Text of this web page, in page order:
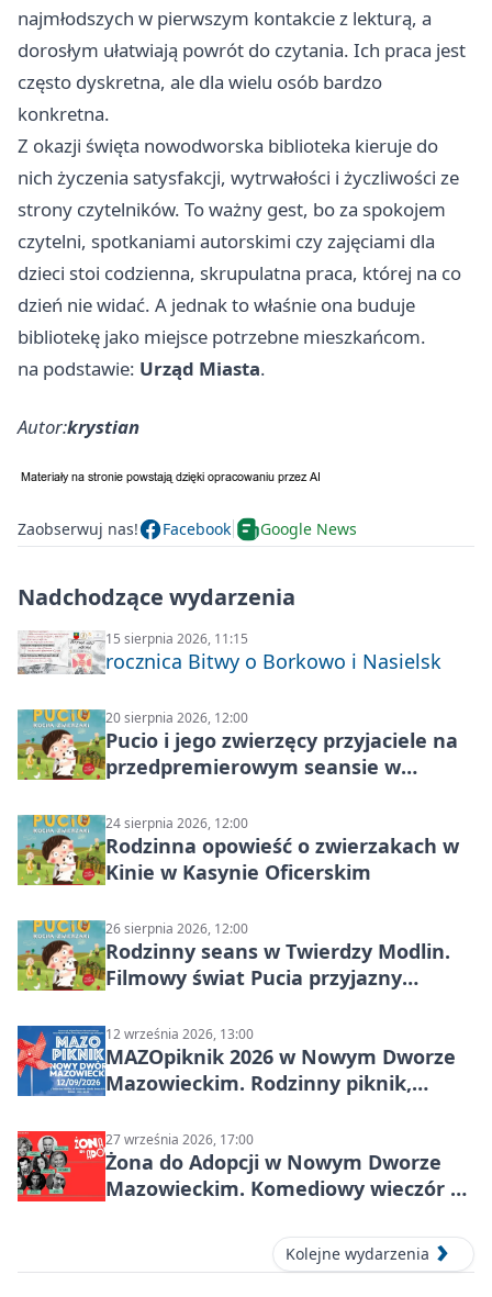
najmłodszych w pierwszym kontakcie z lekturą, a
dorosłym ułatwiają powrót do czytania. Ich praca jest
często dyskretna, ale dla wielu osób bardzo
konkretna.
Z okazji święta nowodworska biblioteka kieruje do
nich życzenia satysfakcji, wytrwałości i życzliwości ze
strony czytelników. To ważny gest, bo za spokojem
czytelni, spotkaniami autorskimi czy zajęciami dla
dzieci stoi codzienna, skrupulatna praca, której na co
dzień nie widać. A jednak to właśnie ona buduje
bibliotekę jako miejsce potrzebne mieszkańcom.
na podstawie: Urząd Miasta.
Autor:krystian
Zaobserwuj nas! Facebook Google News
Nadchodzące wydarzenia
15 sierpnia 2026, 11:15
rocznica Bitwy o Borkowo i Nasielsk
20 sierpnia 2026, 12:00
Pucio i jego zwierzęcy przyjaciele na
przedpremierowym seansie w
24 sierpnia 2026, 12:00
Rodzinna opowieść o zwierzakach w
Kinie w Kasynie Oficerskim
26 sierpnia 2026, 12:00
Rodzinny seans w Twierdzy Modlin.
Filmowy świat Pucia przyjazny
12 września 2026, 13:00
MAZOpiknik 2026 w Nowym Dworze
Mazowieckim. Rodzinny piknik,
27 września 2026, 17:00
Żona do Adopcji w Nowym Dworze
Mazowieckim. Komediowy wieczór w
Kolejne wydarzenia